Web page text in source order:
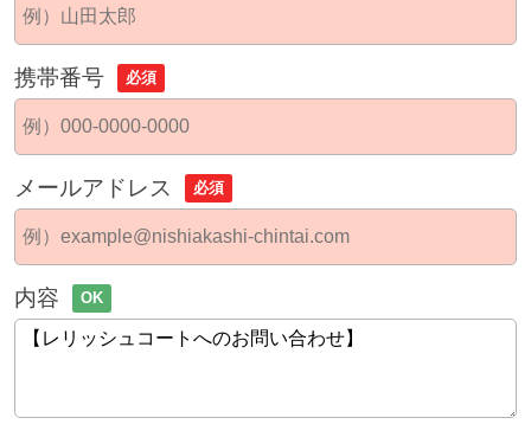
携帯番号 必須
メールアドレス 必須
内容 OK